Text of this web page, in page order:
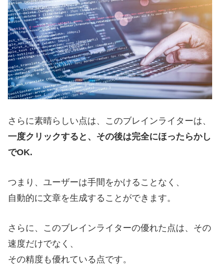
さらに素晴らしい点は、このブレインライターは、
一度クリックすると、その後は完全にほったらかし
でOK.
つまり、ユーザーは手間をかけることなく、
自動的に文章を生成することができます。
さらに、このブレインライターの優れた点は、その
速度だけでなく、
その精度も優れている点です。